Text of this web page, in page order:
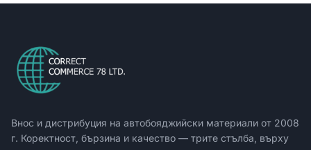
Внос и дистрибуция на автобояджийски материали от 2008
г. Коректност, бързина и качество — трите стълба, върху